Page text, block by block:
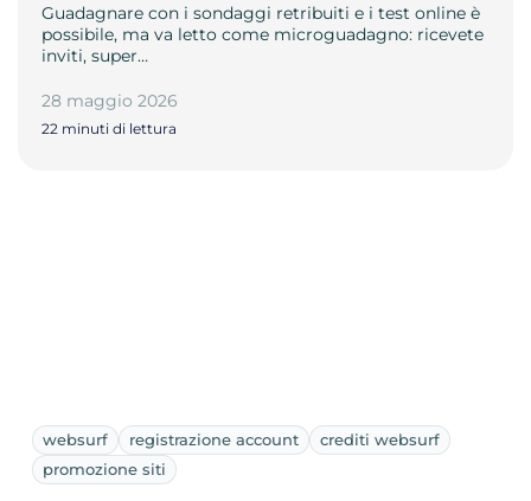
Guadagnare con i sondaggi retribuiti e i test online è
possibile, ma va letto come microguadagno: ricevete
inviti, super…
28 maggio 2026
22 minuti di lettura
websurf registrazione account
crediti websurf
promozione siti